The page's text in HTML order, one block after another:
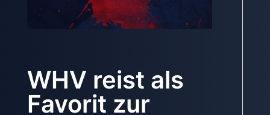
WHV reist als
Favorit zur